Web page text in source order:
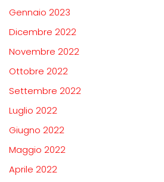
Gennaio 2023
Dicembre 2022
Novembre 2022
Ottobre 2022
Settembre 2022
Luglio 2022
Giugno 2022
Maggio 2022
Aprile 2022